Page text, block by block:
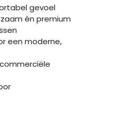
gevoel
én premium
een moderne,